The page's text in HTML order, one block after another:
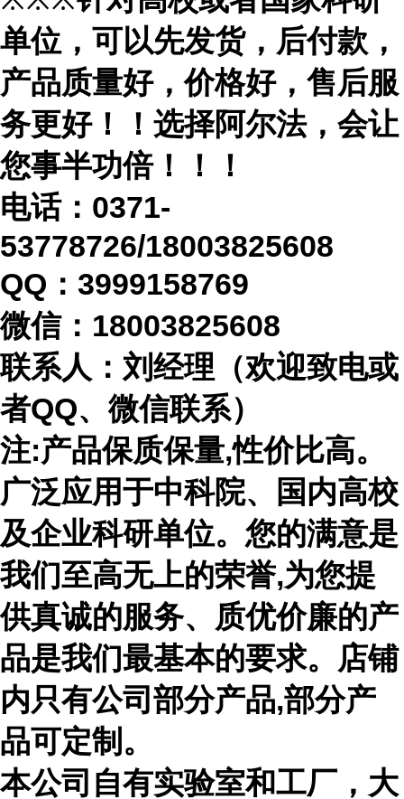
单位，可以先发货，后付款，
产品质量好，价格好，售后服
务更好！！选择阿尔法，会让
您事半功倍！！！
电话： 0371-
53778726/18003825608
QQ：3999158769
微信： 18003825608
联系人：刘经理（欢迎致电或
者QQ、微信联系）
注:产品保质保量,性价比高。
广泛应用于中科院、国内高校
及企业科研单位。您的满意是
我们至高无上的荣誉,为您提
供真诚的服务、质优价廉的产
品是我们最基本的要求。店铺
内只有公司部分产品,部分产
品可定制。
本公司自有实验室和工厂，大